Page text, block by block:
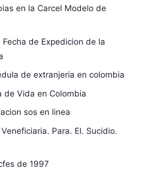
en la Carcel Modelo de
Fecha de Expedicion de la
de extranjeria en colombia
de Vida en Colombia
sos en linea
Para. El. Sucidio.
de 1997